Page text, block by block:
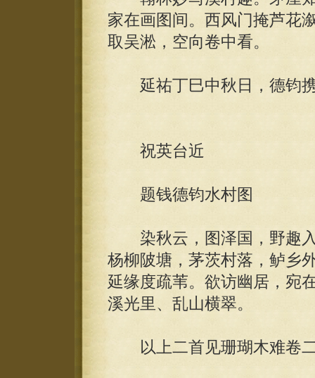
家在画图间。西风门掩芦花
取吴淞，空向卷中看。
延祐丁巳中秋日，德钧携
祝英台近
题钱德钧水村图
染秋云，图泽国，野趣入
杨柳陂塘，茅茨村落，鲈乡
延缘度疏苇。欲访幽居，宛
溪光里、乱山横翠。
以上二首见珊瑚木难卷